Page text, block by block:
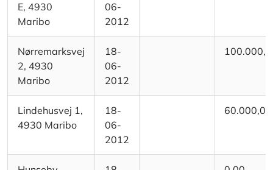
E, 4930
Maribo
06-
2012
Nørremarksvej
2, 4930
Maribo
18-
06-
2012
Lindehusvej 1,
4930 Maribo
18-
06-
2012
60.000,00